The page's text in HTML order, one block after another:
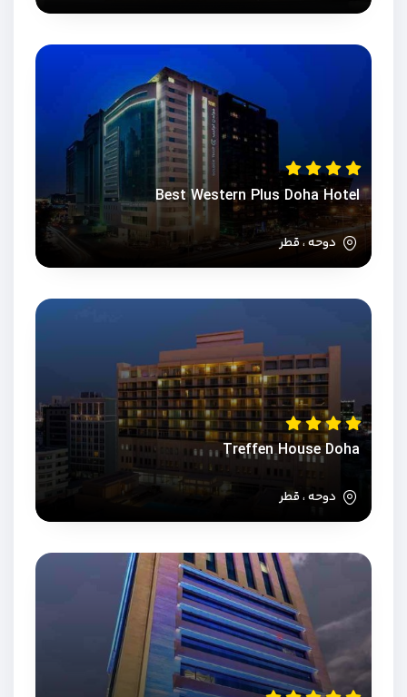
Best Western Plus Doha Hotel
دوحه ، قطر
Treffen House Doha
دوحه ، قطر